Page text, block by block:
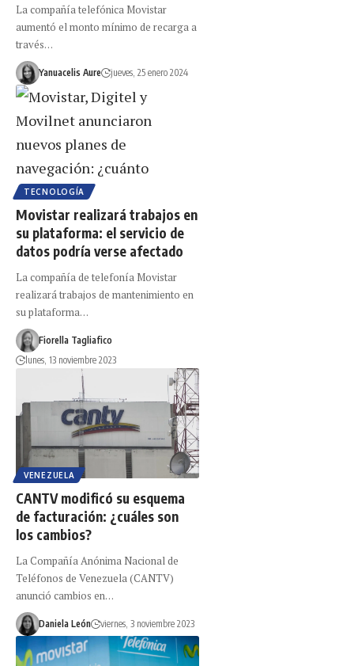
La compañía telefónica Movistar
aumentó el monto mínimo de recarga a
través…
Yanuacelis Aure jueves, 25 enero 2024
TECNOLOGÍA
Movistar realizará trabajos en
su plataforma: el servicio de
datos podría verse afectado
La compañía de telefonía Movistar
realizará trabajos de mantenimiento en
su plataforma…
Fiorella Tagliafico
lunes, 13 noviembre 2023
VENEZUELA
CANTV modificó su esquema
de facturación: ¿cuáles son
los cambios?
La Compañía Anónima Nacional de
Teléfonos de Venezuela (CANTV)
anunció cambios en…
Daniela León viernes, 3 noviembre 2023